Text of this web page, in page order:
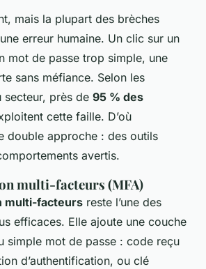
mais la plupart des brèches
erreur humaine. Un clic sur un
mot de passe trop simple, une
sans méfiance. Selon les
secteur, près de 95 % des
cette faille. D’où
double approche : des outils
avertis.
multi-facteurs (MFA)
multi-facteurs reste l’une des
efficaces. Elle ajoute une couche
simple mot de passe : code reçu
d’authentification, ou clé